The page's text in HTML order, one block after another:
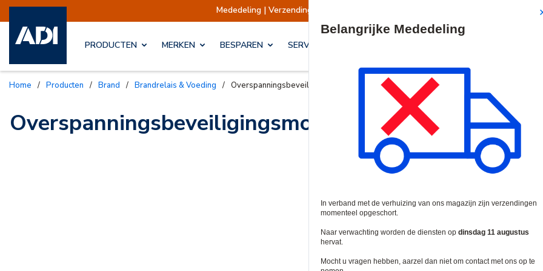
Mededeling | Verzendingen opgeschort Verzendingen
PRODUCTEN MERKEN BESPAREN SERVICES & OPLOSSINGEN
Home / Producten / Brand / Brandrelais & Voeding / Overspanningsbeveiligingsmodules
Overspanningsbeveiligingsmodules